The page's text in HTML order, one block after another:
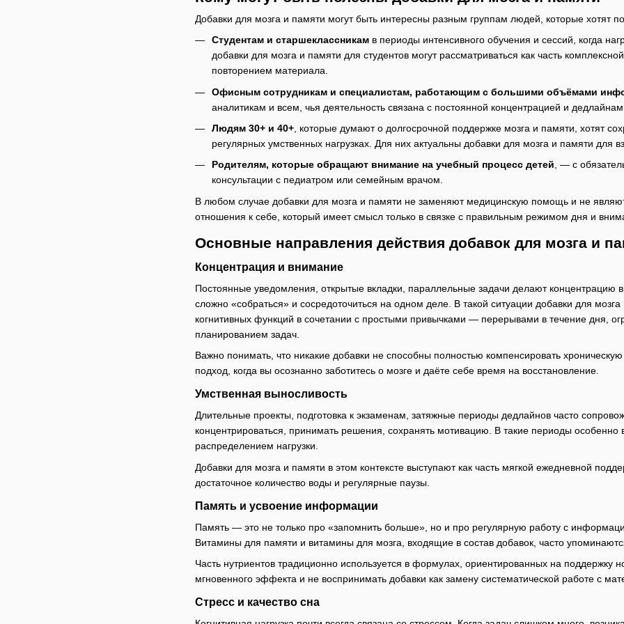
Добавки для мозга и памяти могут быть интересны разным группам людей, которые хотят
Студентам и старшеклассникам в периоды интенсивного обучения и сессий, когда
добавки для мозга и памяти для студентов могут рассматриваться как часть
повторением материала.
Офисным сотрудникам и специалистам, работающим с большими объёмами
аналитикам и всем, чья деятельность связана с постоянной концентрацией и
Людям 30+ и 40+ , которые думают о долгосрочной поддержке мозга и памяти, хотят
регулярных умственных нагрузках. Для них актуальны добавки для мозга и памяти
Родителям, которые обращают внимание на учебный процесс детей, — с
консультации с педиатром или семейным врачом.
В любом случае добавки для мозга и памяти не заменяют медицинскую помощь и не
отношения к себе, который имеет смысл только в связке с правильным режимом дня и
Основные направления действия добавок для мозга и
Концентрация и внимание
Постоянные уведомления, открытые вкладки, параллельные задачи делают концентрацию
сложно «собраться» и сосредоточиться на одном деле. В такой ситуации добавки для
когнитивных функций в сочетании с простыми привычками — перерывами в течение дня,
планированием задач.
Важно понимать, что никакие добавки не способны полностью компенсировать
подход, когда вы осознанно заботитесь о мозге и даёте себе время на восстановление.
Умственная выносливость
Длительные проекты, подготовка к экзаменам, затяжные периоды дедлайнов часто
концентрироваться, принимать решения, сохранять мотивацию. В такие периоды
распределением нагрузки.
Добавки для мозга и памяти в этом контексте выступают как часть мягкой ежедневной
достаточное количество воды и регулярные паузы.
Память и усвоение информации
Память — это не только про «запомнить больше», но и про регулярную работу с
Витамины для памяти и витамины для мозга, входящие в состав добавок, часто
Часть нутриентов традиционно используется в формулах, ориентированных на
мгновенного эффекта и не воспринимать добавки как замену систематической работе с
Стресс и качество сна